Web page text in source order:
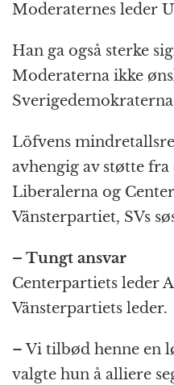
Moderaternes leder
Han ga også sterke
Moderaterna ikke
Löfvens
avhengig av støtte
Liberalerna og
Vänsterpartiet, SVs
– Tungt ansvar
Centerpartiets leder
Vänsterpartiets leder.
– Vi tilbød henne en
valgte hun å alliere